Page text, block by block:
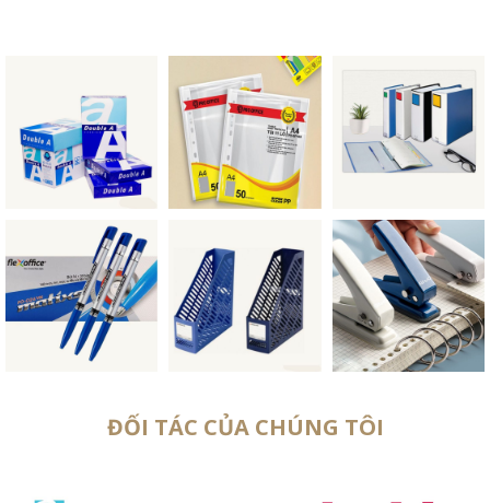
ĐỐI TÁC CỦA CHÚNG TÔI